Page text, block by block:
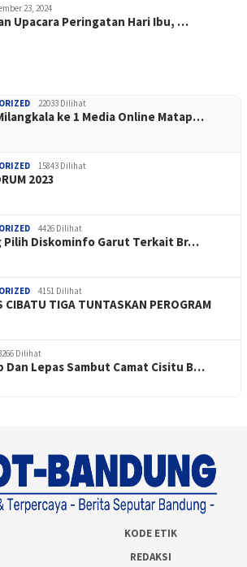
23, 2024
Upacara Peringatan Hari Ibu, …
22033 Dilihat
ke 1 Media Online Matap…
15843 Dilihat
2023
4426 Dilihat
Pilih Diskominfo Garut Terkait Br…
4151 Dilihat
CIBATU TIGA TUNTASKAN PEROGRAM
Dilihat
Dan Lepas Sambut Camat Cisitu B…
KODE ETIK
REDAKSI